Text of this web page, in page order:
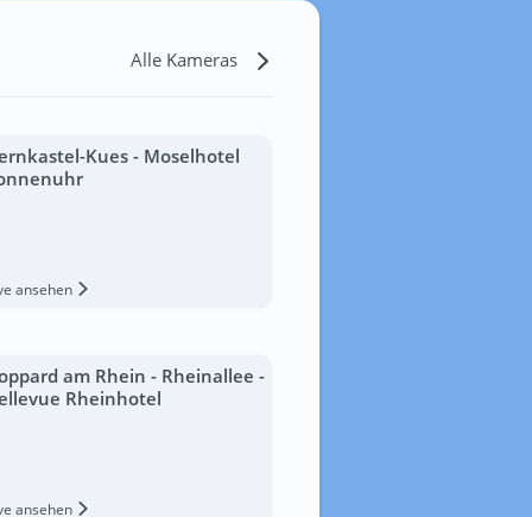
Alle Kameras
Kues - Moselhotel
ansehen
am Rhein - Rheinallee -
Rheinhotel
ansehen